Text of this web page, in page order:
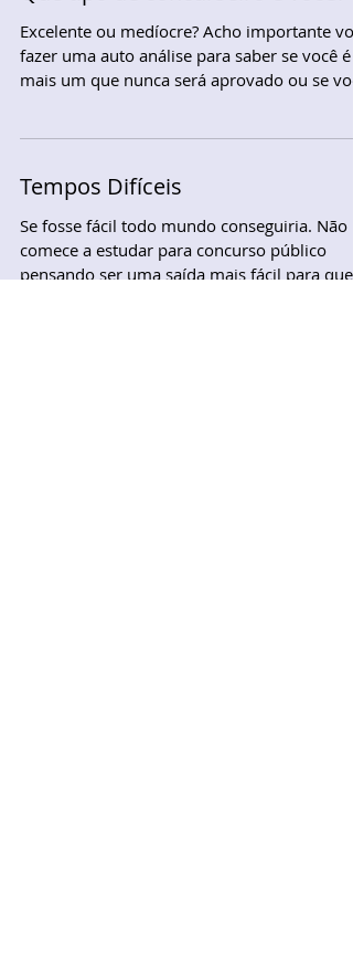
Excelente ou medíocre? Acho importante
fazer uma auto análise para saber se você é
mais um que nunca será aprovado ou se
Tempos Difíceis
Se fosse fácil todo mundo conseguiria. Não
comece a estudar para concurso público
pensando ser uma saída mais fácil para